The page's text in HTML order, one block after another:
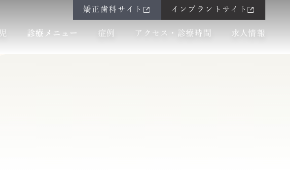
矯正歯科サイト インプラントサイト
診療メニュー 症例 アクセス・診療時間 求人情報